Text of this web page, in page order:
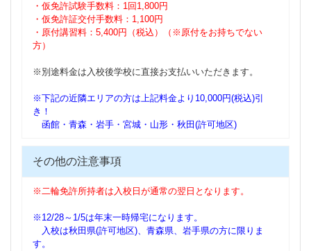
・仮免許試験手数料：1回1,800円
・仮免許証交付手数料：1,100円
・原付講習料：5,400円（税込）（※原付をお持ちでない
方）
※別途料金は入校後学校に直接お支払いいただきます。
※下記の近隣エリアの方は上記料金より10,000円(税込)引
き！
函館・青森・岩手・宮城・山形・秋田(許可地区)
その他の注意事項
※二輪免許所持者は入校日が通常の翌日となります。
※12/28～1/5は年末一時帰宅になります。
入校は秋田県(許可地区)、青森県、岩手県の方に限りま
す。